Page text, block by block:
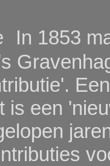
In 1853
is een